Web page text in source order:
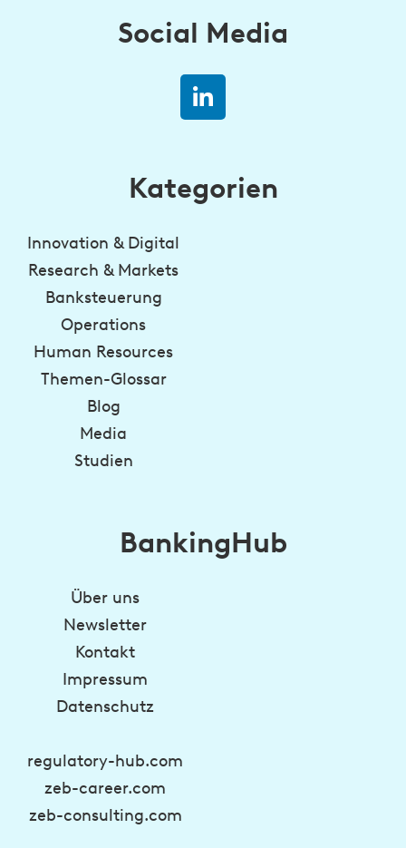
Social Media
Kategorien
Innovation & Digital
Research & Markets
Banksteuerung
Operations
Human Resources
Themen-Glossar
Blog
Media
Studien
BankingHub
Über uns
Newsletter
Kontakt
Impressum
Datenschutz
regulatory-hub.com
zeb-career.com
zeb-consulting.com